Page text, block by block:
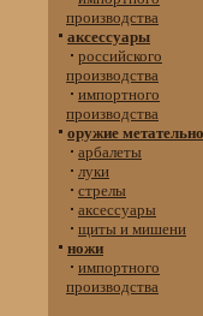
производства
аксессуары
российского
производства
импортного
производства
оружие
арбалеты
луки
стрелы
аксессуары
щиты и мишени
ножи
импортного
производства